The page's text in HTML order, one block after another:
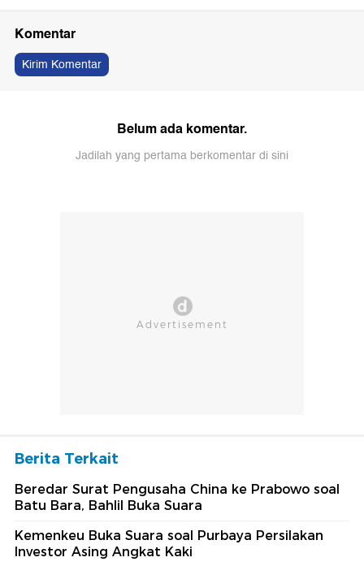
Komentar
Kirim Komentar
Belum ada komentar.
Jadilah yang pertama berkomentar di sini
Berita Terkait
Beredar Surat Pengusaha China ke Prabowo soal
Batu Bara, Bahlil Buka Suara
Kemenkeu Buka Suara soal Purbaya Persilakan
Investor Asing Angkat Kaki